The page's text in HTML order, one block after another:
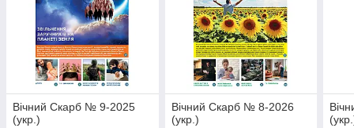
Вічний Скарб № 9-2025
(укр.)
Вічний Скарб № 8-2026
(укр.)